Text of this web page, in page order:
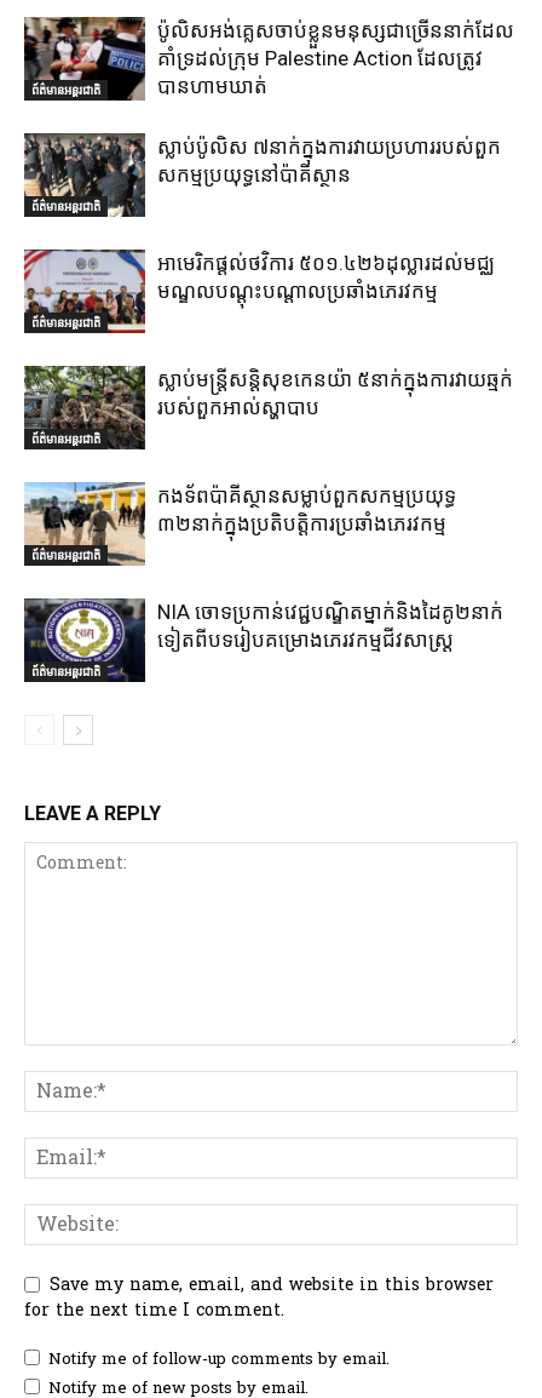
ព័ត៌មានអន្តរជាតិ
ប៉ូលិសអង់គ្លេសចាប់ខ្លួនមនុស្សជាច្រើននាក់ដែល
គាំទ្រដល់ក្រុម Palestine Action ដែលត្រូវ
បានហាមឃាត់
ព័ត៌មានអន្តរជាតិ
ស្លាប់ប៉ូលិស ៧នាក់ក្នុងការវាយប្រហាររបស់ពួក
សកម្មប្រយុទ្ធនៅប៉ាគីស្ថាន
ព័ត៌មានអន្តរជាតិ
អាមេរិកផ្តល់ថវិការ ៥០១.៤២៦ដុល្លារដល់មជ្ឈ
មណ្ឌលបណ្តុះបណ្តាលប្រឆាំងភេរវកម្ម
ព័ត៌មានអន្តរជាតិ
ស្លាប់មន្ត្រីសន្តិសុខកេនយ៉ា ៥នាក់ក្នុងការវាយឆ្មក់
របស់ពួកអាល់ស្ហាបាប
ព័ត៌មានអន្តរជាតិ
កងទ័ពប៉ាគីស្ថានសម្លាប់ពួកសកម្មប្រយុទ្ធ
៣២នាក់ក្នុងប្រតិបត្តិការប្រឆាំងភេរវកម្ម
ព័ត៌មានអន្តរជាតិ
NIA ចោទប្រកាន់វេជ្ជបណ្ឌិតម្នាក់និងដៃគូ២នាក់
ទៀតពីបទរៀបគម្រោងភេរវកម្មជីវសាស្ត្រ
LEAVE A REPLY
Save my name, email, and website in this browser
for the next time I comment.
Notify me of follow-up comments by email.
Notify me of new posts by email.